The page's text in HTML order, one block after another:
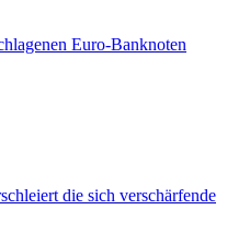
Euro-Banknoten
die sich verschärfende